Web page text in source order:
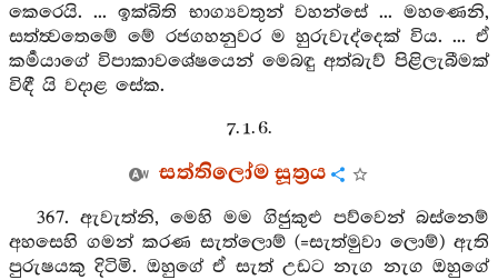
කෙරෙයි. ... ඉක්බිති භාග්‍යවතුන් වහන්සේ ... මහණෙනි,
සත්ත්‍වතෙමේ මේ රජගහනුවර ම හුරුවැද්දෙක් විය. ... ඒ
කර්‍මයාගේ විපාකාවශේෂයෙන් මෙබඳු අත්බැව් පිළිලැබීමක්
විඳී යි වදාළ සේක.
7. 1. 6.
සත්තිලෝම සූත්‍රය
367. ඇවැත්නි, මෙහි මම ගිජුකුළු පව්වෙන් බස්නෙම්
අහසෙහි ගමන් කරණ සැත්ලොම් (=සැත්මුවා ලොම්) ඇති
පුරුෂයකු දිටිමි. ඔහුගේ ඒ සැත් උඩට නැග නැග ඔහුගේ